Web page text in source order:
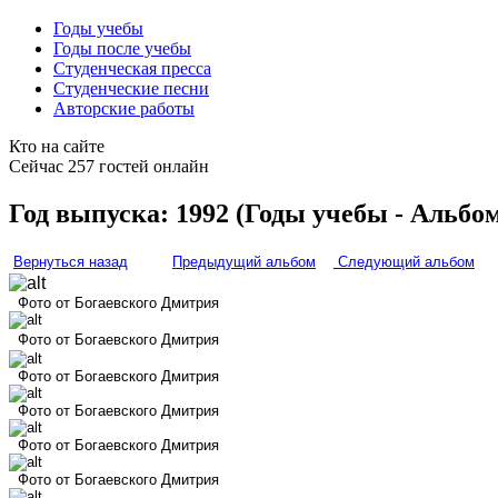
Годы учебы
Годы после учебы
Студенческая пресса
Студенческие песни
Авторские работы
Кто на сайте
Сейчас 257 гостей онлайн
Год выпуска: 1992 (Годы учебы -
Вернуться назад Предыдущий альбом Следующий альбом
Фото от Богаевского Дмитрия
Фото от Богаевского Дмитрия
Фото от Богаевского Дмитрия
Фото от Богаевского Дмитрия
Фото от Богаевского Дмитрия
Фото от Богаевского Дмитрия